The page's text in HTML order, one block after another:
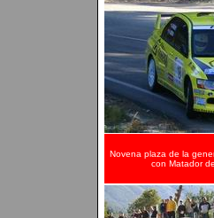
Novena plaza de la
con Matador